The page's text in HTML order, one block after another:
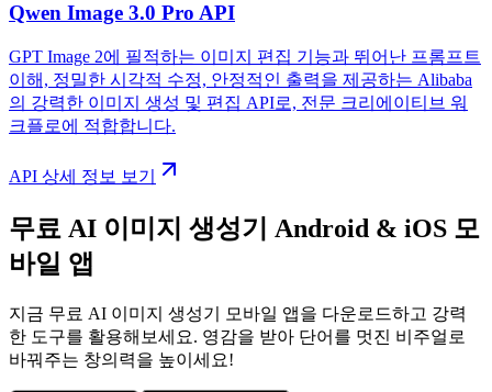
Qwen Image 3.0 Pro API
GPT Image 2에 필적하는 이미지 편집 기능과 뛰어난 프롬프트
이해, 정밀한 시각적 수정, 안정적인 출력을 제공하는 Alibaba
의 강력한 이미지 생성 및 편집 API로, 전문 크리에이티브 워
크플로에 적합합니다.
API 상세 정보 보기
무료 AI 이미지 생성기 Android & iOS 모
바일 앱
지금 무료 AI 이미지 생성기 모바일 앱을 다운로드하고 강력
한 도구를 활용해보세요. 영감을 받아 단어를 멋진 비주얼로
바꿔주는 창의력을 높이세요!